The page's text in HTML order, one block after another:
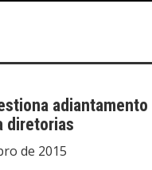
adiantamento
diretorias
de 2015